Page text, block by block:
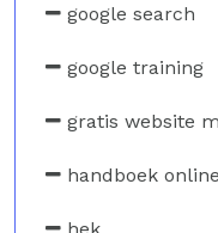
google search
google training
gratis website
handboek
hek